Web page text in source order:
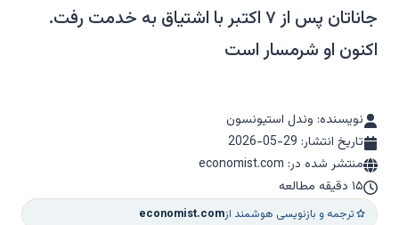
جاناتان پس از ۷ اکتبر با اشتیاق به خدمت رفت.
اکنون او شرمسار است
نویسنده: وندل استیونسون
تاریخ انتشار: 2026-05-29
منتشر شده در: economist.com
۱۵ دقیقه مطالعه
ترجمه و بازنویسی هوشمند ازeconomist.com